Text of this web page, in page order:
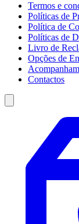
Termos e
Políticas de
Política de
Políticas de
Livro de
Opções de
Contactos